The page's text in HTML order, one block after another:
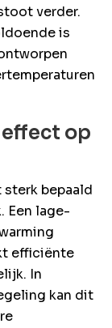
verder.
is
op
bepaald
Een lage-
efficiënte
In
kan dit